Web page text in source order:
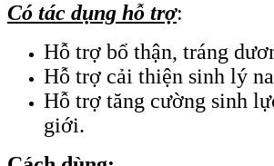
Có tác dụng hỗ trợ:
Hỗ trợ bổ thận, tráng
Hỗ trợ cải thiện sinh lý
Hỗ trợ tăng cường sinh
giới.